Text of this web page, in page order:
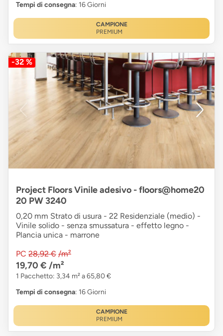
Tempi di consegna: 16 Giorni
CAMPIONE
PREMIUM
-32 %
Project Floors Vinile adesivo - floors@home20
20 PW 3240
0,20 mm Strato di usura - 22 Residenziale (medio) -
Vinile solido - senza smussatura - effetto legno -
Plancia unica - marrone
PC 28,92 € /m²
19,70 € /m²
1 Pacchetto: 3,34 m² a 65,80 €
Tempi di consegna: 16 Giorni
CAMPIONE
PREMIUM